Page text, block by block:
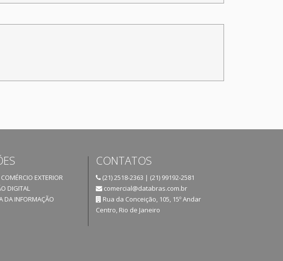
EXTERIOR
DIGITAL
DA INFORMAÇÃO
CONTATOS
(21) 2518-2363 | (21) 99192-2581
comercial@databras.com.br
Rua da Conceição, 105, 15º Andar
Centro, Rio de Janeiro